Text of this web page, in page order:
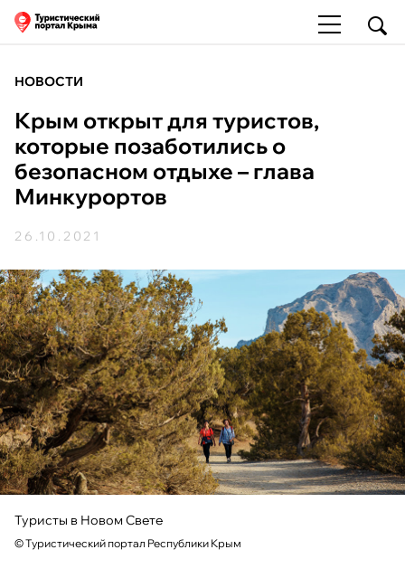
НОВОСТИ
Крым открыт для туристов,
которые позаботились о
безопасном отдыхе – глава
Минкурортов
26.10.2021
Туристы в Новом Свете
©Туристический портал Республики Крым